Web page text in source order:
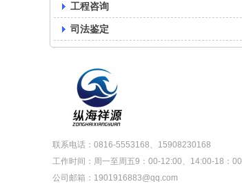
工程咨询
司法鉴定
联系电话：0816-5553168、15908230168
工作时间：周一至周五9：00-12:00、14:00-18：00
公司邮箱：1901916883@qq.com